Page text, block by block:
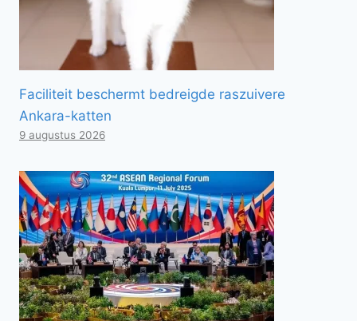
Faciliteit beschermt bedreigde raszuivere
Ankara-katten
9 augustus 2026